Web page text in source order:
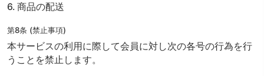
6. 商品の配送
第8条 (禁止事項)
本サービスの利用に際して会員に対し次の各号の行為を行
うことを禁止します。